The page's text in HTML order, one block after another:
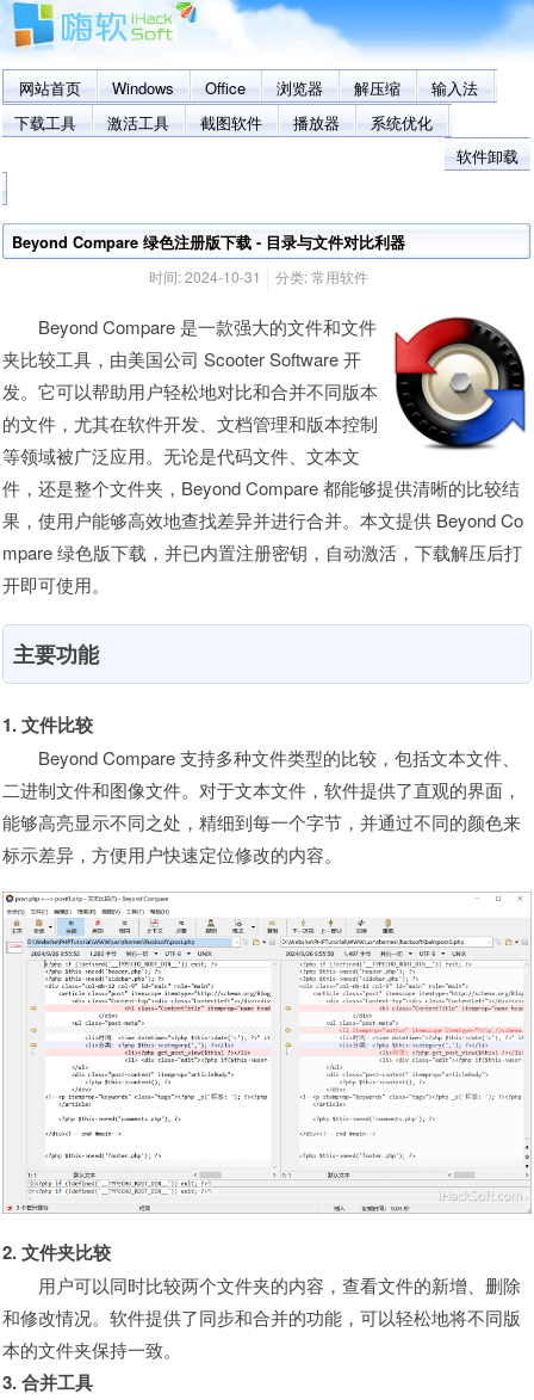
网站首页 Windows Office 浏览器 解压缩
输入法
下载工具
激活工具 截图软件 播放器
系统优化
软件卸载
Beyond Compare 绿色注册版下载 - 目录与文件对比利器
时间:2024-10-31 分类:常用软件
Beyond Compare 是一款强大的文件和文件
夹比较工具，由美国公司 Scooter Software 开
发。它可以帮助用户轻松地对比和合并不同版本
的文件，尤其在软件开发、文档管理和版本控制
等领域被广泛应用。无论是代码文件、文本文
件，还是整个文件夹，Beyond Compare 都能够提供清晰的比较结
果，使用户能够高效地查找差异并进行合并。本文提供 Beyond Co
mpare 绿色版下载，并已内置注册密钥，自动激活，下载解压后打
开即可使用。
主要功能
1. 文件比较
Beyond Compare 支持多种文件类型的比较，包括文本文件、
二进制文件和图像文件。对于文本文件，软件提供了直观的界面，
能够高亮显示不同之处，精细到每一个字节，并通过不同的颜色来
标示差异，方便用户快速定位修改的内容。
2. 文件夹比较
用户可以同时比较两个文件夹的内容，查看文件的新增、删除
和修改情况。软件提供了同步和合并的功能，可以轻松地将不同版
本的文件夹保持一致。
3. 合并工具